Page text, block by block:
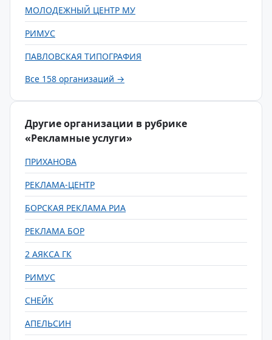
МОЛОДЕЖНЫЙ ЦЕНТР МУ
РИМУС
ПАВЛОВСКАЯ ТИПОГРАФИЯ
Все 158 организаций →
Другие организации в рубрике
«Рекламные услуги»
ПРИХАНОВА
РЕКЛАМА-ЦЕНТР
БОРСКАЯ РЕКЛАМА РИА
РЕКЛАМА БОР
2 АЯКСА ГК
РИМУС
СНЕЙК
АПЕЛЬСИН